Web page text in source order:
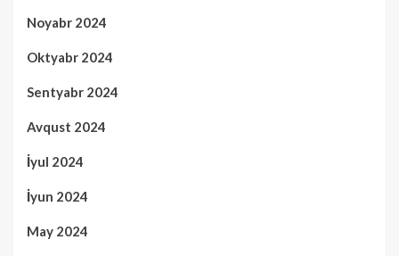
Noyabr 2024
Oktyabr 2024
Sentyabr 2024
Avqust 2024
İyul 2024
İyun 2024
May 2024